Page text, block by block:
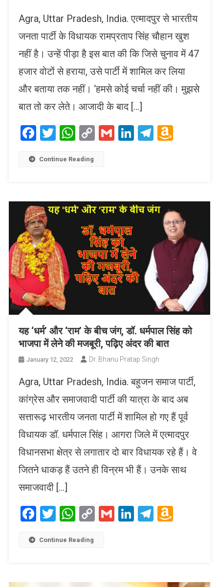
Agra, Uttar Pradesh, India. एत्मादपुर से भारतीय
जनता पार्टी के विधायक रामप्रताप सिंह चौहान खुश
नहीं है। उन्हें पीड़ा है इस बात की कि जिसे चुनाव में 47
हजार वोटों से हराया, उसे पार्टी में शामिल कर लिया
और बताया तक नहीं। ‘हमसे कोई चर्चा नहीं की। मुझसे
बात तो कर लेते। आजादी के बाद […]
Facebook
Twitter
WhatsApp
CopyGmailLinkedIn
Telegram
Continue Reading
यह ‘धर्म’ और ‘राम’ के बीच जंग, डॉ. धर्मपाल सिंह को
भाजपा में लेने की मजबूरी, पढ़िए अंदर की बात
January 12, 2022 Dr. Bhanu Pratap Singh
Agra, Uttar Pradesh, India. बहुजन समाज पार्टी,
कांग्रेस और समाजवादी पार्टी की यात्रा के बाद अब
सत्तारूढ़ भारतीय जनता पार्टी में शामिल हो गए हैं पूर्व
विधायक डॉ. धर्मपाल सिंह। आगरा जिले में एत्मादपुर
विधानसभा क्षेत्र से लगातार दो बार विधायक रहे हैं। वे
जितने धाकड़ हैं उतने ही विन्रम भी हैं। उनके साथ
समाजवादी […]
Facebook
Twitter
WhatsApp
CopyGmailLinkedIn
Telegram
Continue Reading